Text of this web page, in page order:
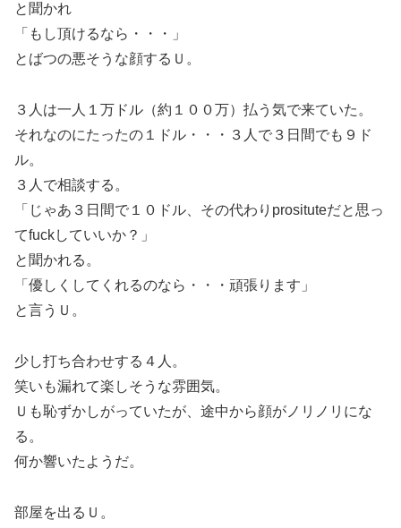
と聞かれ
「もし頂けるなら・・・」
とばつの悪そうな顔するＵ。
３人は一人１万ドル（約１００万）払う気で来ていた。
それなのにたったの１ドル・・・３人で３日間でも９ド
ル。
３人で相談する。
「じゃあ３日間で１０ドル、その代わりprosituteだと思っ
てfuckしていいか？」
と聞かれる。
「優しくしてくれるのなら・・・頑張ります」
と言うＵ。
少し打ち合わせする４人。
笑いも漏れて楽しそうな雰囲気。
Ｕも恥ずかしがっていたが、途中から顔がノリノリにな
る。
何か響いたようだ。
部屋を出るＵ。